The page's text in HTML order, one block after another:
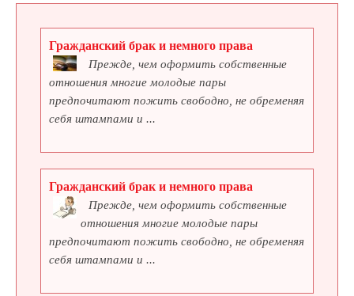
Гражданский брак и немного права
Прежде, чем оформить собственные
отношения многие молодые пары
предпочитают пожить свободно, не обременяя
себя штампами и ...
Гражданский брак и немного права
Прежде, чем оформить собственные
отношения многие молодые пары
предпочитают пожить свободно, не обременяя
себя штампами и ...